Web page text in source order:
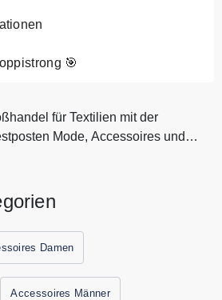
🎯
für Textilien mit der
Mode, Accessoires und
für Textilien mit der
im Online Shop stilvolle Bekleidung
Gutscheine und Rabattaktionen
immer hier auf
Damen
Accessoires Männer